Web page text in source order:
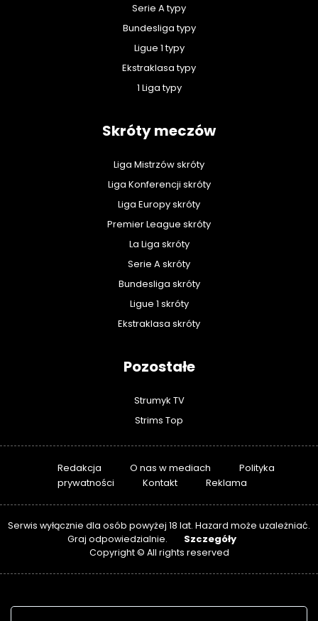
Serie A typy
Bundesliga typy
Ligue 1 typy
Ekstraklasa typy
1 Liga typy
Skróty meczów
Liga Mistrzów skróty
Liga Konferencji skróty
Liga Europy skróty
Premier League skróty
La Liga skróty
Serie A skróty
Bundesliga skróty
Ligue 1 skróty
Ekstraklasa skróty
Pozostałe
Strumyk TV
Strims Top
Redakcja O nas w mediach
Polityka
prywatności
Kontakt Reklama
Serwis wyłącznie dla osób powyżej 18 lat. Hazard może uzależniać.
Graj odpowiedzialnie.
Szczegóły
Copyright © All rights reserved